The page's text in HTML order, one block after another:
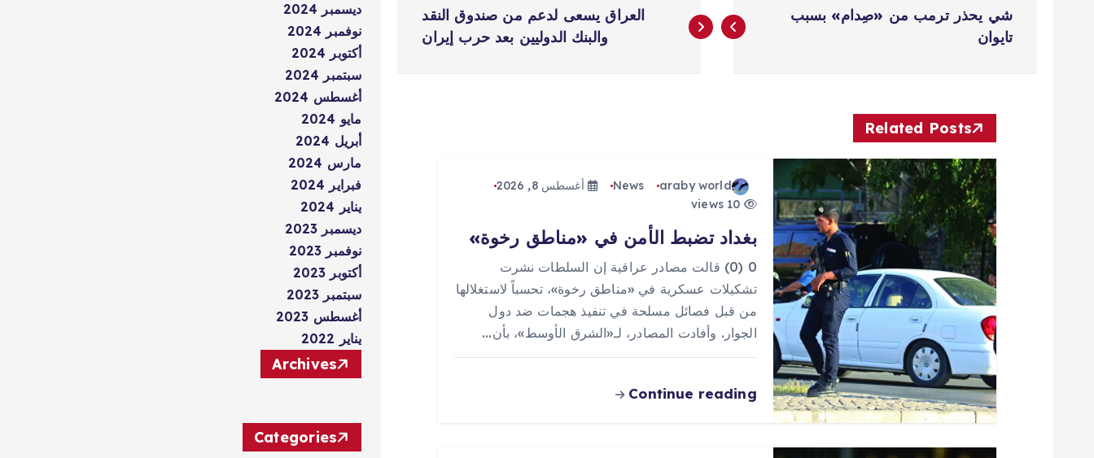
ص
شي يحذر ترمب من «صِدام» بسبب
تايوان
العراق يسعى لدعم من صندوق النقد
والبنك الدوليين بعد حرب إيران
Related Posts
araby world
News
أغسطس 8, 2026
بغداد تضبط الأمن في «مناطق رخوة»
0 (0) قالت مصادر عراقية إن السلطات نشرت
تشكيلات عسكرية في «مناطق رخوة»، تحسباً لاستغلالها
من قبل فصائل مسلحة في تنفيذ هجمات ضد دول
الجوار. وأفادت المصادر، لـ«الشرق الأوسط»، بأن…
Continue reading
ديسمبر 2024
نوفمبر 2024
أكتوبر 2024
سبتمبر 2024
أغسطس 2024
مايو 2024
أبريل 2024
مارس 2024
فبراير 2024
يناير 2024
ديسمبر 2023
نوفمبر 2023
أكتوبر 2023
سبتمبر 2023
أغسطس 2023
يناير 2022
Archives
Categories